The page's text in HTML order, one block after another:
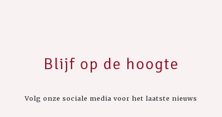
Blijf op de hoogte
Volg onze sociale media voor het laatste nieuws